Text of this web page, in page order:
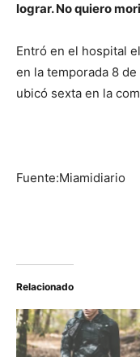
lograr. No quiero
Entró en el hospital
en la temporada 8 de
ubicó sexta en la
Fuente:Miamidiario
Relacionado